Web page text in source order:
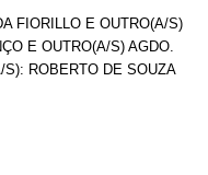
FIORILLO E OUTRO(A/S)
E OUTRO(A/S) AGDO.
ROBERTO DE SOUZA